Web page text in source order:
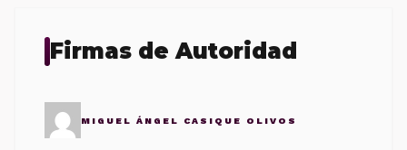
Firmas de Autoridad
MIGUEL ÁNGEL CASIQUE OLIVOS